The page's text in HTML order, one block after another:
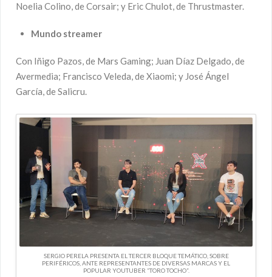
Noelia Colino, de Corsair; y Eric Chulot, de Thrustmaster.
Mundostreamer
Con Iñigo Pazos, de Mars Gaming; Juan Díaz Delgado, de
Avermedia; Francisco Veleda, de Xiaomi; y José Ángel
García, de Salicru.
SERGIO PERELA PRESENTA EL TERCER BLOQUE TEMÁTICO, SOBRE
PERIFÉRICOS, ANTE REPRESENTANTES DE DIVERSAS MARCAS Y EL
POPULAR YOUTUBER “TORO TOCHO”.